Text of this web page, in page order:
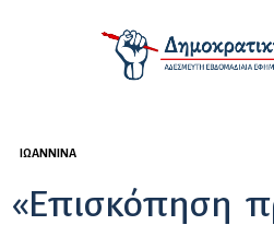
ΙΩΆΝΝΙΝΑ
«Επισκόπηση